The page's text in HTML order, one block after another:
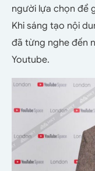
người lựa chọn để
Khi sáng tạo nội
đã từng nghe đến
Youtube.